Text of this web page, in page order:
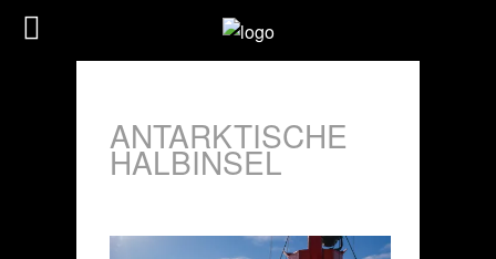
ANTARKTISCHE
HALBINSEL